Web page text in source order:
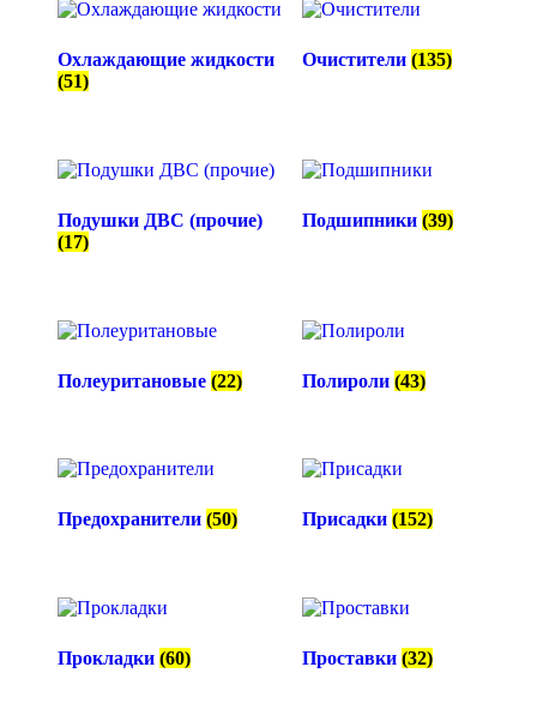
Охлаждающие жидкости
(51)
Очистители (135)
Подушки ДВС (прочие)
(17)
Подшипники (39)
Полеуритановые (22) Полироли (43)
Предохранители (50) Присадки (152)
Прокладки (60) Проставки (32)